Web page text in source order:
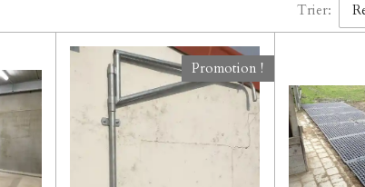
Trier:
Promotion !